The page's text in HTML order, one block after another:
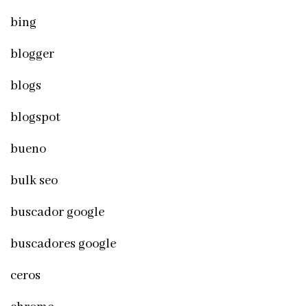
bing
blogger
blogs
blogspot
bueno
bulk seo
buscador google
buscadores google
ceros